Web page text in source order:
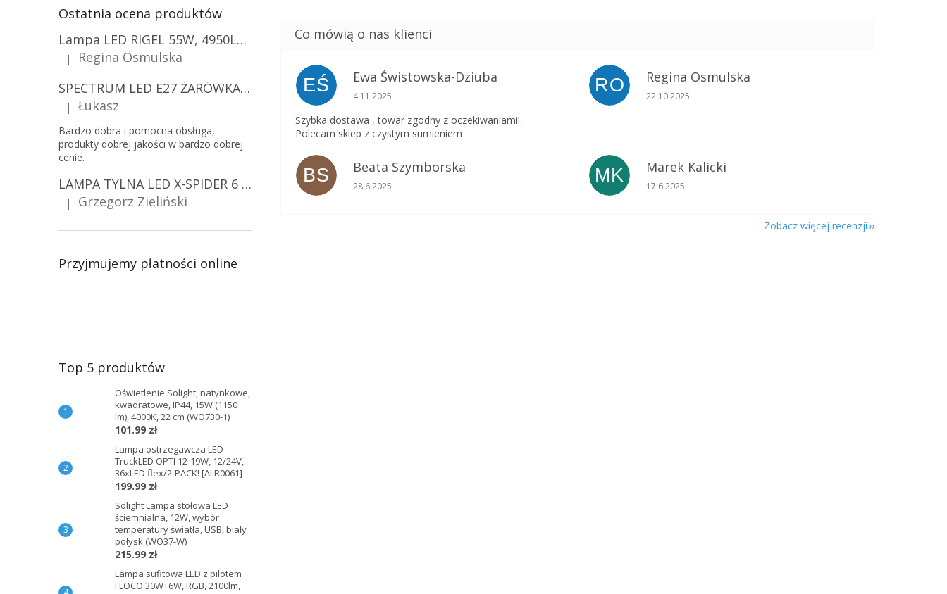
Ostatnia ocena produktów
Lampa LED RIGEL 55W, 4950LM, E27, 6500K [WL-10]
Ocena produktu to 5 na 5 gwiazdek.
|
Regina Osmulska
SPECTRUM LED E27 ŻARÓWKA LED 9W, A60/10-PACK!
Ocena produktu to 5 na 5 gwiazdek.
| Łukasz
Bardzo dobra i pomocna obsługa,
produkty dobrej jakości w bardzo dobrej
cenie.
LAMPA TYLNA LED X-SPIDER 6 FUNKCJI, R10, R148, R150, IP67, MOCOWANIE NA ŚRUBY [L2425]
Ocena produktu to 5 na 5 gwiazdek.
| Grzegorz Zieliński
Przyjmujemy płatności online
Top 5 produktów
Oświetlenie Solight, natynkowe,
kwadratowe, IP44, 15W (1150
lm), 4000K, 22 cm (WO730-1)
101.99 zł
Lampa ostrzegawcza LED
TruckLED OPTI 12-19W, 12/24V,
36xLED flex/2-PACK! [ALR0061]
199.99 zł
Solight Lampa stołowa LED
ściemnialna, 12W, wybór
temperatury światła, USB, biały
połysk (WO37-W)
215.99 zł
Lampa sufitowa LED z pilotem
FLOCO 30W+6W, RGB, 2100lm,
EŚ Ewa Świstowska-Dziuba
Ocena sklepu to 5 na 5 gwiazdek.
4.11.2025
Szybka dostawa , towar zgodny z oczekiwaniami!.
Polecam sklep z czystym sumieniem
RO Regina Osmulska
Ocena sklepu to 5 na 5 gwiazdek.
22.10.2025
BS Beata Szymborska
Ocena sklepu to 5 na 5 gwiazdek.
28.6.2025
MK Marek Kalicki
Ocena sklepu to 5 na 5 gwiazdek.
17.6.2025
Zobacz więcej recenzji